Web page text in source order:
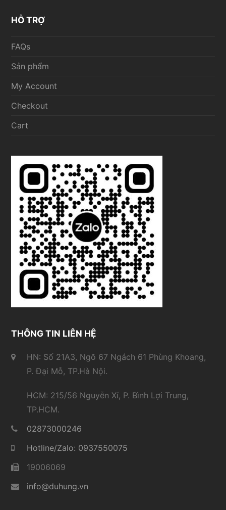
HỖ TRỢ
FAQs
Sản phẩm
My Account
Checkout
Cart
THÔNG TIN LIÊN HỆ
HN: Số 21A3, Ngõ 67 Ngách 61 Phùng Khoang,
P. Đại Mỗ, TP.Hà Nội.
HCM: 215/56 Nguyễn Xí, P. Bình Lợi Trung,
TP.HCM.
02873000246
Hotline/Zalo: 0937550075
19006069
info@duhung.vn